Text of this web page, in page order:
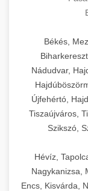
Békés,
Nádudvar,
Újfehértó,
Tiszaújváros,
Szikszó,
Hévíz,
Nagykanizsa,
Encs, Kisvárda,